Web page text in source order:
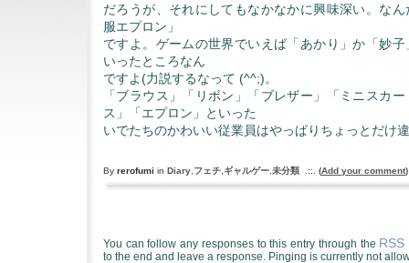
だろうが、それにしてもなかなかに興味深い。な
服エプロン」
ですよ。ゲームの世界でいえば「あかり」か「妙
いったところなん
ですよ(力説するなって (^^;)。
「ブラウス」「リボン」「ブレザー」「ミニスカ
ス」「エプロン」といった
いでたちのかわいい従業員はやっぱりちょっとだけ
By rerofumi in Diary フェチ ギャルゲー 未分類 .::. (Add your comment)
You can follow any responses to this entry through the RSS
to the end and leave a response. Pinging is currently not